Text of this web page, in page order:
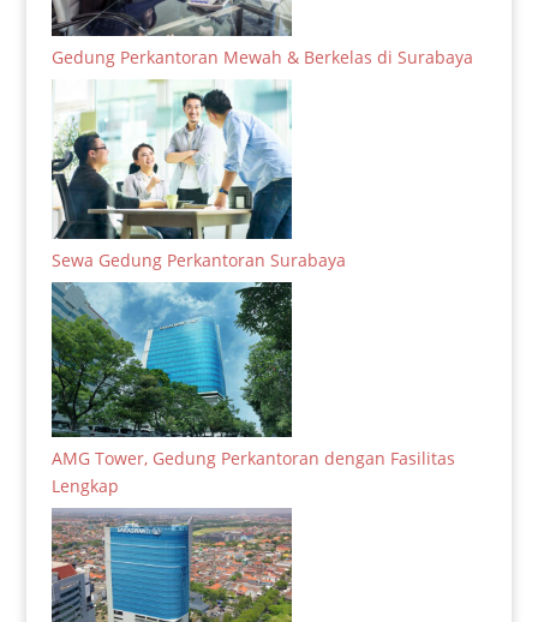
Gedung Perkantoran Mewah & Berkelas di Surabaya
Sewa Gedung Perkantoran Surabaya
AMG Tower, Gedung Perkantoran dengan Fasilitas
Lengkap